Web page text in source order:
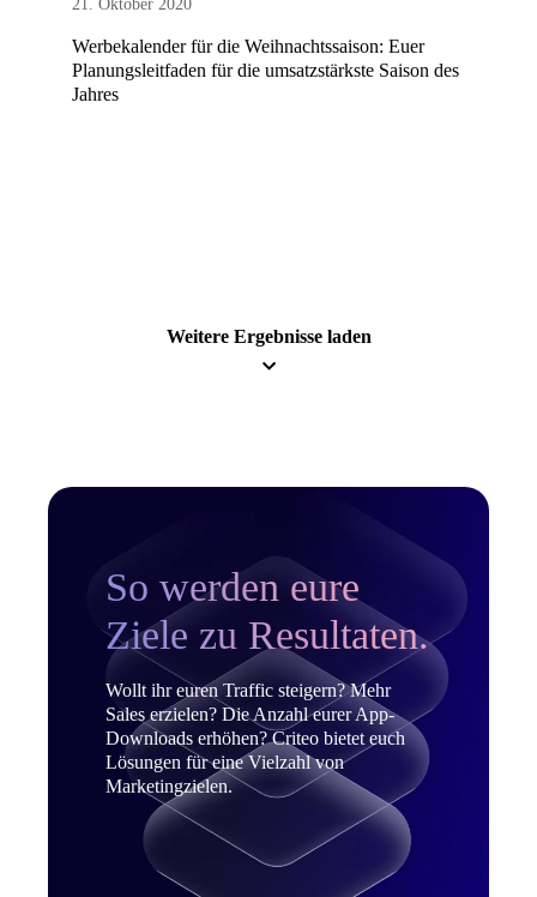
21. Oktober 2020
Werbekalender für die Weihnachtssaison: Euer
Planungsleitfaden für die umsatzstärkste Saison des
Jahres
Weitere Ergebnisse laden
So werden eure
Ziele zu Resultaten.
Wollt ihr euren Traffic steigern? Mehr
Sales erzielen? Die Anzahl eurer App-
Downloads erhöhen? Criteo bietet euch
Lösungen für eine Vielzahl von
Marketingzielen.